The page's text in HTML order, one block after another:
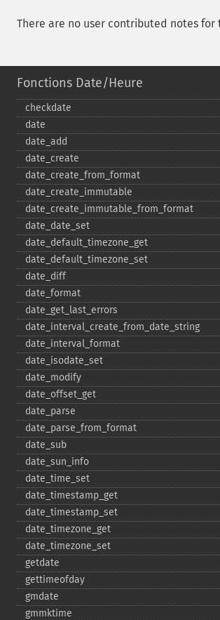
There are no user contributed notes for
Fonctions Date/Heure
checkdate
date
date_​add
date_​create
date_​create_​from_​format
date_​create_​immutable
date_​create_​immutable_​from_​format
date_​date_​set
date_​default_​timezone_​get
date_​default_​timezone_​set
date_​diff
date_​format
date_​get_​last_​errors
date_​interval_​create_​from_​date_​string
date_​interval_​format
date_​isodate_​set
date_​modify
date_​offset_​get
date_​parse
date_​parse_​from_​format
date_​sub
date_​sun_​info
date_​time_​set
date_​timestamp_​get
date_​timestamp_​set
date_​timezone_​get
date_​timezone_​set
getdate
gettimeofday
gmdate
gmmktime